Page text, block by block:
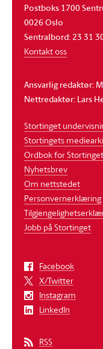
Postboks 1700
0026 Oslo
Sentralbord: 23 31
Kontakt oss
Ansvarlig redaktør:
Nettredaktør: Lars
Stortinget
Stortingets
Ordbok for Stortinget
Nyhetsbrev
Om nettstedet
Personvernerklæring
Jobb på Stortinget
Facebook
X/Twitter
Instagram
LinkedIn
RSS